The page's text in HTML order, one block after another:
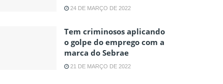
24 DE MARÇO DE 2022
Tem criminosos aplicando
o golpe do emprego com a
marca do Sebrae
21 DE MARÇO DE 2022